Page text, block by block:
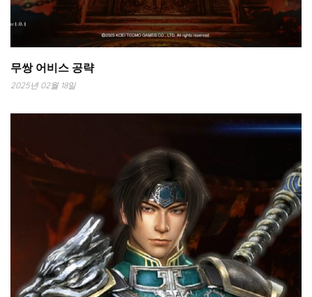
무쌍 어비스 공략
2025년 02월 18일